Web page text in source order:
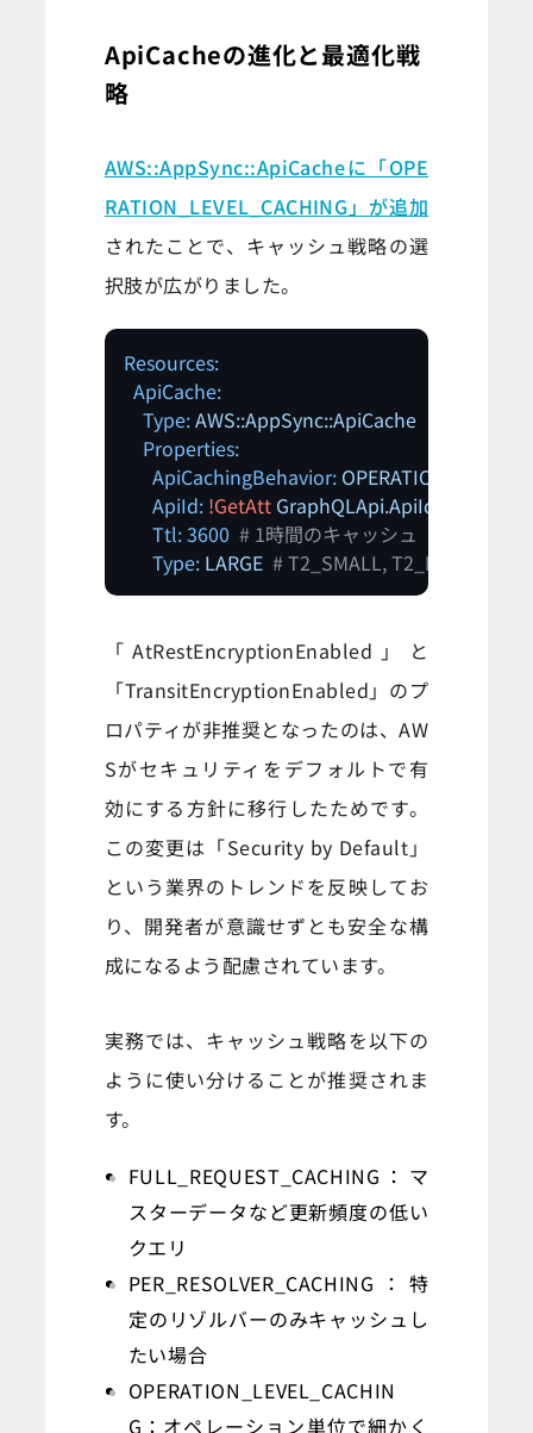
ApiCacheの進化と最適化戦
略
AWS::AppSync::ApiCacheに「OPE
RATION_LEVEL_CACHING」が追加
されたことで、キャッシュ戦略の選
択肢が広がりました。
Resources:
ApiCache:
Type:AWS::AppSync::ApiCache
Properties:
ApiCachingBehavior:
ApiId: !GetAtt GraphQLApi.ApiId
Ttl:3600 # 1時間のキャッシュ（実装に応
Type: LARGE # T2_SMALL, T2_MEDIUM,
「AtRestEncryptionEnabled」と
「TransitEncryptionEnabled」のプ
ロパティが非推奨となったのは、AW
Sがセキュリティをデフォルトで有
効にする方針に移行したためです。
この変更は「Security by Default」
という業界のトレンドを反映してお
り、開発者が意識せずとも安全な構
成になるよう配慮されています。
実務では、キャッシュ戦略を以下の
ように使い分けることが推奨されま
す。
FULL_REQUEST_CACHING：マ
スターデータなど更新頻度の低い
クエリ
PER_RESOLVER_CACHING：特
定のリゾルバーのみキャッシュし
たい場合
OPERATION_LEVEL_CACHIN
G：オペレーション単位で細かく